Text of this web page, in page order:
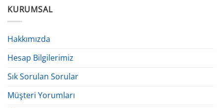
KURUMSAL
Hakkımızda
Hesap Bilgilerimiz
Sık Sorulan Sorular
Müşteri Yorumları